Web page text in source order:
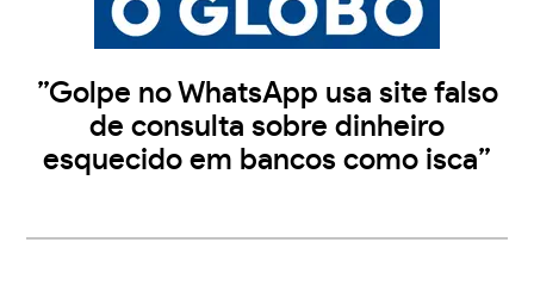
”Golpe no WhatsApp usa site falso
de consulta sobre dinheiro
esquecido em bancos como isca”